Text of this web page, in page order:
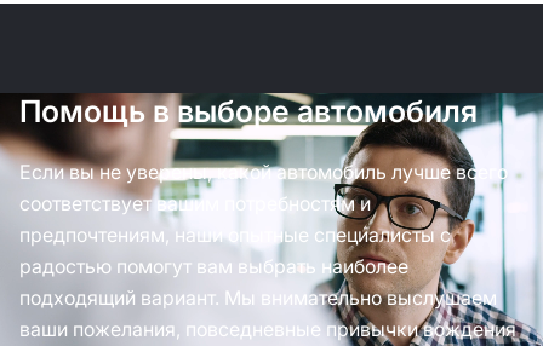
Помощь в выборе автомобиля
Если вы не уверены, какой автомобиль лучше всего
соответствует вашим потребностям и
предпочтениям, наши опытные специалисты с
радостью помогут вам выбрать наиболее
подходящий вариант. Мы внимательно выслушаем
ваши пожелания, повседневные привычки вождения